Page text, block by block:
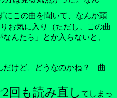
にこの曲を聞いて、なんか頭
お気に入り（ただし、この曲
んたら」とか入らないと、
だけど、どうなのかね？ 曲
2回も読み直し てしまっ